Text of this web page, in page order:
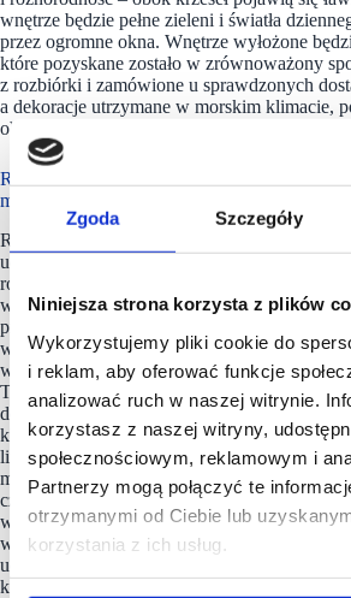
Zgoda Szczegóły
Niniejsza strona korzysta z plików
Wykorzystujemy pliki cookie do
i reklam, aby oferować funkcje
analizować ruch w naszej witrynie.
korzystasz z naszej witryny,
społecznościowym, reklamowym i
Partnerzy mogą połączyć te
otrzymanymi od Ciebie lub
korzystania z ich usług.
wnętrze będzie pełne zieleni i światła
przez ogromne okna. Wnętrze wyłożone
które pozyskane zostało w zrównoważony
z rozbiórki i zamówione u sprawdzonych
a dekoracje utrzymane w morskim klimacie,
obiekt.
Rzeczywiście strefa restauracyjna robi
magnesem na klientów?
Różnorodność oferty oraz architektura
udostępniamy klientom to obecnie
rozwoju handlu detalicznego. Strefy
w centrach handlowych zagarniają dla siebie
przestrzeni. Według analityków Cushman &
w nowo budowanych lub modernizowanych
w Europie zajmują już około 15-20 proc.
To specjalnie zaprojektowane duże
do pozostania na dłużej i miejsca
klientów. Stanowią też istotny element
lifestylowych projektów tzw. mixed-use. Ich
miastach (np. w zgentryfikowanych budynkach
czy dzielnicach) pokazuje, jak ważne są te
współczesnego krajobrazu miejskiego i życia
w którym jako centrum z 20-letnią tradycją
uczestniczyć. Ta inwestycja będzie powodem,
którego klienci jeszcze chętniej wybiorą to